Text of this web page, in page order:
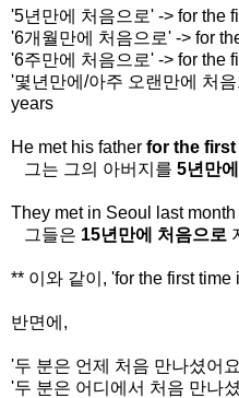
'5년만에 처음으로' -> for the
'6개월만에 처음으로' -> for
'6주만에 처음으로' -> for the
'몇년만에/아주 오랜만에 처
years
He met his father for the first
그는 그의 아버지를 5년만
They met in Seoul last month
그들은 15년만에 처음으로
** 이와 같이, 'for the first
반면에,
'두 분은 언제 처음 만나셨어
'두 분은 어디에서 처음 만나